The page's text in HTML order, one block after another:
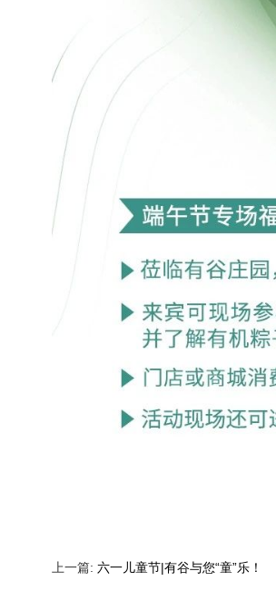
上一篇: 六一儿童节|有谷与您“童”乐！